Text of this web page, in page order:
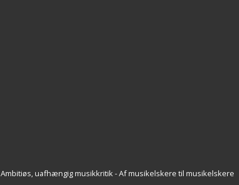
Ambitiøs, uafhængig musikkritik - Af musikelskere til musikelskere